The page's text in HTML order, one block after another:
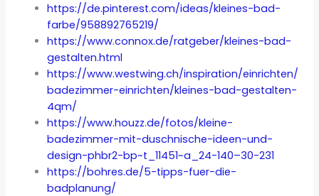
https://de.pinterest.com/ideas/kleines-bad-
farbe/958892765219/
https://www.connox.de/ratgeber/kleines-bad-
gestalten.html
https://www.westwing.ch/inspiration/einrichten/
badezimmer-einrichten/kleines-bad-gestalten-
4qm/
https://www.houzz.de/fotos/kleine-
badezimmer-mit-duschnische-ideen-und-
design-phbr2-bp~t_11451~a_24-140–30-231
https://bohres.de/5-tipps-fuer-die-
badplanung/